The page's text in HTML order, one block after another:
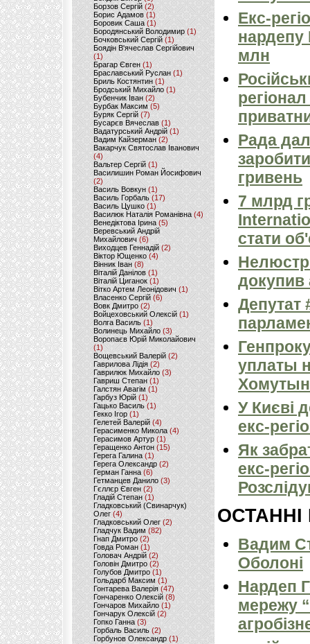
Борзов Сергiй (2)
Борис Адамов(1)
Боровик Саша (1)
Бородянський Володимир (1)
Бочковський Сергій (1)
Боядін В'ячеслав Сергійович
(1)
Брагар Євген (1)
Браславський Руслан (1)
Бриль Костянтин (1)
Бродський Михайло (1)
Бубенчик Іван(2)
Бурбак Максим (5)
Буряк Сергій (7)
Бусарєв Вячеслав (1)
Вадатурський Андрій (1)
Вадим Кайзерман (2)
Вакарчук Святослав Іванович
(4)
Вальтер Сергій (1)
Василишин Роман Йосифович
(2)
Василь Вовкун (1)
Василь Горбаль (17)
Василь Цушко (1)
Василюк Наталія Романівна (4)
Венедіктова Ірина(5)
Веревський Андрій
Михайлович (6)
Виходцев Геннадій (2)
Віктор Ющенко (4)
Вінник Іван (8)
Віталій Данілов (1)
Віталій Циганок (1)
Вітко Артем Леонідович(1)
Власенко Сергій (6)
Вовк Дмитро(2)
Войцеховський Олексій(1)
Волга Василь (1)
Волинець Михайло (3)
Воропаєв Юрій Миколайович
(1)
Вощевський Валерій(2)
Гаврилова Лідія (2)
Гаврилюк Михайло (3)
Гавриш Степан (1)
Галстян Авагім (1)
Гарбуз Юрій (1)
Гацько Василь (1)
Гекко Ігор(1)
Гелетей Валерій (4)
Герасименко Микола (4)
Герасимов Артур (1)
Геращенко Антон(15)
Герега Галина (1)
Герега Олександр (2)
Герман Ганна (6)
Гетманцев Данило (3)
Гєллєр Євген (2)
Гладій Степан(1)
Гладковський (Свинарчук)
Олег (4)
Гладковський Олег (2)
Гладчук Вадим (82)
Гнап Дмитро (2)
Говда Роман(1)
Головач Андрій (2)
Головін Дмитро (2)
Голубов Дмитро (1)
Гольдарб Максим(1)
Гонтарева Валерія (47)
Гончаренко Олексій(8)
Гончаров Михайло (1)
Гончарук Олексій (2)
Гопко Ганна (3)
Горбаль Василь (2)
Горбунов Олександр (1)
Екс-
нардепу
млн
Рада
гривень
7 млрд
стати
докупив
Депутат
уплаты
У Києві
екс-
Як
екс-
ОСТАННІ
Вадим
Оболоні
Нардеп
мережу